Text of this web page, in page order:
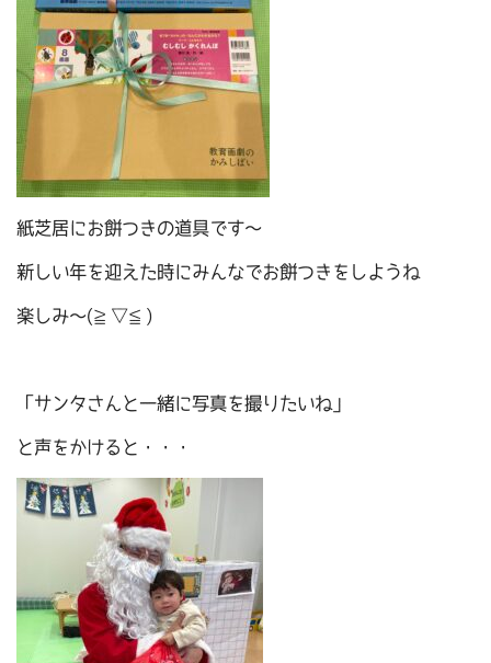
紙芝居にお餅つきの道具です～
新しい年を迎えた時にみんなでお餅つきをしようね
楽しみ～(≧▽≦)
「サンタさんと一緒に写真を撮りたいね」
と声をかけると・・・